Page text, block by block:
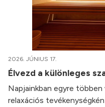
2026. JÚNIUS 17.
Élvezd a különleges
Napjainkban egyre többen
relaxációs